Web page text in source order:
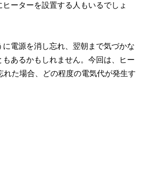
ーターを設置する人もいるでしょ
電源を消し忘れ、翌朝まで気づかな
あるかもしれません。今回は、ヒー
れた場合、どの程度の電気代が発生す